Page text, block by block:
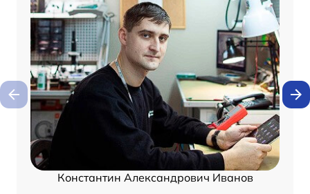
Константин Александрович Иванов